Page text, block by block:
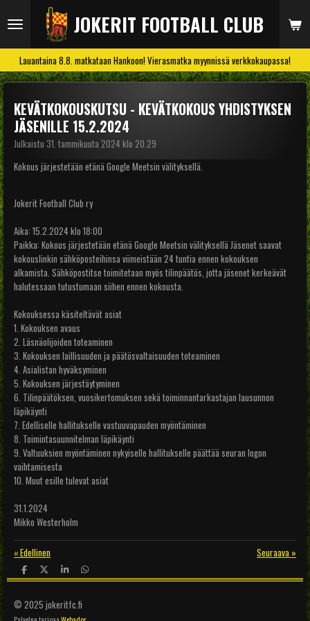
pääsisältöön
JOKERIT FOOTBALL CLUB
Lauantaina 8.8. matkataan Hankoon! Vierasmatka myynnissä verkkokaupassa!
KEVÄTKOKOUSKUTSU - KEVÄTKOKOUS YHDISTYKSEN
JÄSENILLE 15.2.2024
Julkaistu 31. tammikuuta 2024 klo 20.29
Kokous järjestetään etänä Google Meetsin välityksellä.
Jokerit Football Club ry
Aika: 15.2.2024 klo 18:00
Paikka: Kokous järjestetään etänä Google Meetsin välityksellä Jäsenet saavat
kokouslinkin sähköposteihinsa viimeistään 24 tuntia ennen kokouksen
alkamista. Sähköpostitse toimitetaan myös tilinpäätös, jotta jäsenet kerkeävät
halutessaan tutustumaan siihen ennen kokousta.
Kokouksessa käsiteltävät asiat
1. Kokouksen avaus
2. Läsnäolijoiden toteaminen
3. Kokouksen laillisuuden ja päätösvaltaisuuden toteaminen
4. Asialistan hyväksyminen
5. Kokouksen järjestäytyminen
6. Tilinpäätöksen, vuosikertomuksen sekä toiminnantarkastajan lausunnon
läpikäynti
7. Edelliselle hallitukselle vastuuvapauden myöntäminen
8. Toimintasuunnitelman läpikäynti
9. Valtuuksien myöntäminen nykyiselle hallitukselle päättää seuran logon
vaihtamisesta
10. Muut esille tulevat asiat
31.1.2024
Mikko Westerholm
«Edellinen Seuraava »
J
a
J
a
J
a
J
a
© 2025 jokeritfc.fi